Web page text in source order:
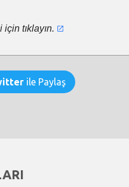
için tıklayın.
ile Paylaş